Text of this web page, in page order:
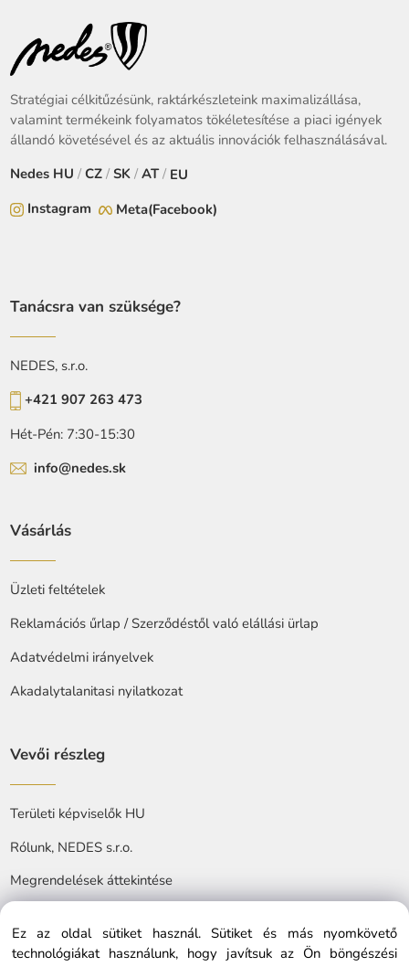
Stratégiai célkitűzésünk, raktárkészleteink maximalizállása,
valamint termékeink folyamatos tökéletesítése a piaci igények
állandó követésével és az aktuális innovációk felhasználásával.
Nedes HU /CZ /SK / AT/ EU
Instagram
Meta(Facebook)
Tanácsra van szüksége?
NEDES, s.r.o.
+421 907 263 473
Hét-Pén: 7:30-15:30
info@nedes.sk
Vásárlás
Üzleti feltételek
Reklamációs űrlap / Szerződéstől való elállási ürlap
Adatvédelmi irányelvek
Akadalytalanitasi nyilatkozat
Vevői részleg
Területi képviselők HU
Rólunk, NEDES s.r.o.
Megrendelések áttekintése
Ez az oldal sütiket használ. Sütiket és más nyomkövető
technológiákat használunk, hogy javítsuk az Ön böngészési